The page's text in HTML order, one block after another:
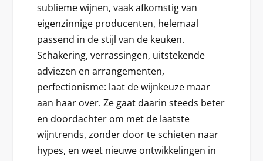
sublieme wijnen, vaak afkomstig van
eigenzinnige producenten, helemaal
passend in de stijl van de keuken.
Schakering, verrassingen, uitstekende
adviezen en arrangementen,
perfectionisme: laat de wijnkeuze maar
aan haar over. Ze gaat daarin steeds beter
en doordachter om met de laatste
wijntrends, zonder door te schieten naar
hypes, en weet nieuwe ontwikkelingen in